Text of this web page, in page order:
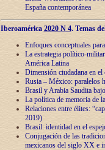
España contemporánea
Iberoamérica 2020 N 4. Temas
Enfoques conceptuales
La estrategia político-
América Latina
Dimensión ciudadana en el
Rusia – México: paralelos
Brasil y Arabia Saudita
La política de memoria de
Relaciones entre élites:
2019)
Brasil: identidad en el
Conjugación de las
mexicanos del siglo XX e